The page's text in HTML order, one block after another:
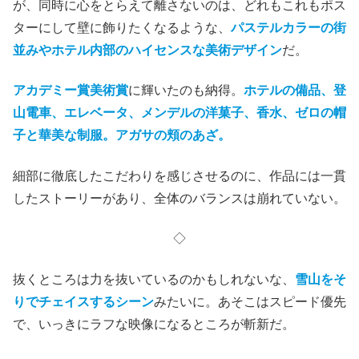
が、同時に心をとらえて離さないのは、どれもこれもポス
ターにして壁に飾りたくなるような、パステルカラーの街
並みやホテル内部のハイセンスな美術デザインだ。
アカデミー賞美術賞に輝いたのも納得。 ホテルの備品、登
山電車、エレベータ、メンデルの洋菓子、香水、ゼロの帽
子と華美な制服。アガサの頬のあざ。
細部に徹底したこだわりを感じさせるのに、作品には一貫
したストーリーがあり、全体のバランスは崩れていない。
◇
抜くところは力を抜いているのかもしれないな、 雪山をそ
りでチェイスするシーンみたいに。あそこはスピード優先
で、いっきにラフな映像になるところが斬新だ。